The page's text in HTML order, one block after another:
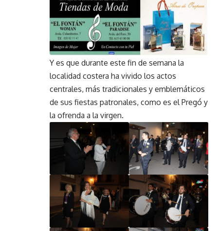
Y es que durante este fin de semana la
localidad costera ha vivido los actos
centrales, más tradicionales y emblemáticos
de sus fiestas patronales, como es el Pregó y
la ofrenda a la virgen.